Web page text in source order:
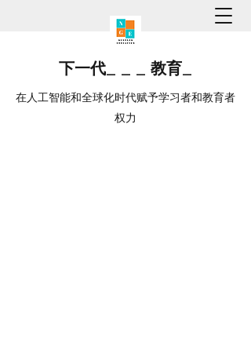
下一代_ _ _ 教育_
在人工智能和全球化时代赋予学习者和教育者
权力